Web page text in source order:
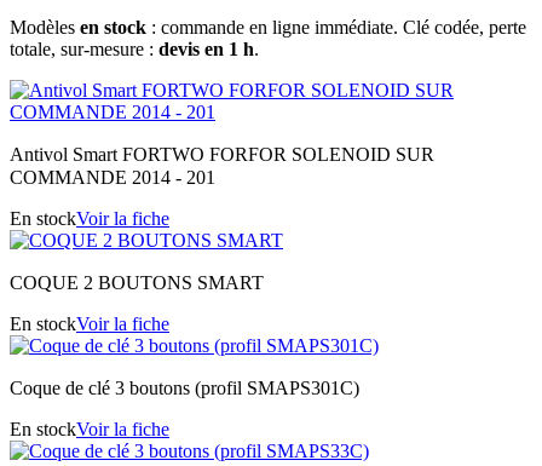
Modèles en stock : commande en ligne immédiate. Clé codée, perte
totale, sur-mesure : devis en 1 h.
Antivol Smart FORTWO FORFOR SOLENOID SUR
COMMANDE 2014 - 201
En stockVoir la fiche
COQUE 2 BOUTONS SMART
En stockVoir la fiche
Coque de clé 3 boutons (profil SMAPS301C)
En stockVoir la fiche